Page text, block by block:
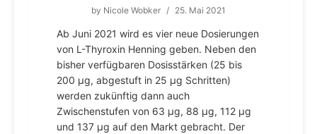
by Nicole Wobker / 25. Mai 2021
Ab Juni 2021 wird es vier neue Dosierungen
von L-Thyroxin Henning geben. Neben den
bisher verfügbaren Dosisstärken (25 bis
200 µg, abgestuft in 25 µg Schritten)
werden zukünftig dann auch
Zwischenstufen von 63 µg, 88 µg, 112 µg
und 137 µg auf den Markt gebracht. Der